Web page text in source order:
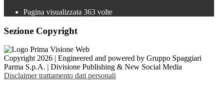
Pagina visualizzata 363 volte
Sezione Copyright
Copyright 2026 | Engineered and powered by Gruppo Spaggiari
Parma S.p.A. | Divisione Publishing & New Social Media
Disclaimer trattamento dati personali